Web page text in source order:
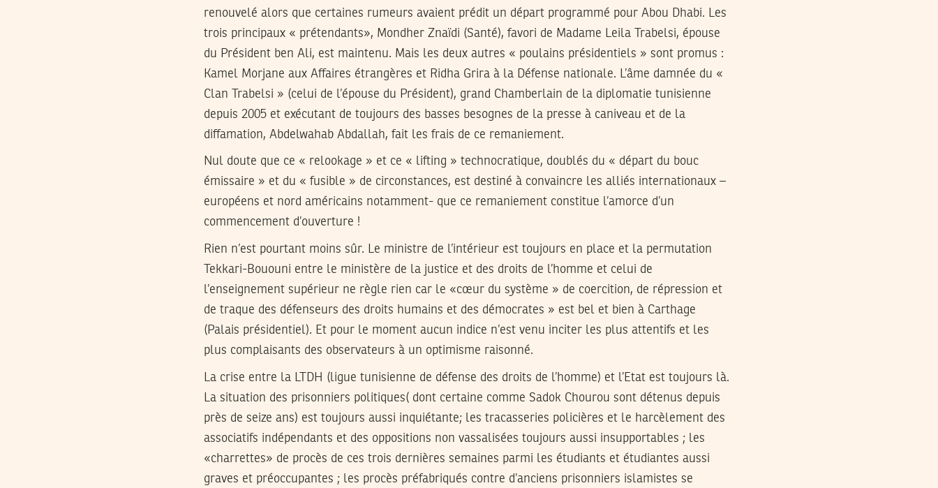
renouvelé alors que certaines rumeurs avaient prédit un départ programmé pour Abou Dhabi. Les
trois principaux « prétendants», Mondher Znaïdi (Santé), favori de Madame Leila Trabelsi, épouse
du Président ben Ali, est maintenu. Mais les deux autres « poulains présidentiels » sont promus :
Kamel Morjane aux Affaires étrangères et Ridha Grira à la Défense nationale. L’âme damnée du «
Clan Trabelsi » (celui de l’épouse du Président), grand Chamberlain de la diplomatie tunisienne
depuis 2005 et exécutant de toujours des basses besognes de la presse à caniveau et de la
diffamation, Abdelwahab Abdallah, fait les frais de ce remaniement.
Nul doute que ce « relookage » et ce « lifting » technocratique, doublés du « départ du bouc
émissaire » et du « fusible » de circonstances, est destiné à convaincre les alliés internationaux –
européens et nord américains notamment- que ce remaniement constitue l’amorce d’un
commencement d’ouverture !
Rien n’est pourtant moins sûr. Le ministre de l’intérieur est toujours en place et la permutation
Tekkari-Bououni entre le ministère de la justice et des droits de l’homme et celui de
l’enseignement supérieur ne règle rien car le «cœur du système » de coercition, de répression et
de traque des défenseurs des droits humains et des démocrates » est bel et bien à Carthage
(Palais présidentiel). Et pour le moment aucun indice n’est venu inciter les plus attentifs et les
plus complaisants des observateurs à un optimisme raisonné.
La crise entre la LTDH (ligue tunisienne de défense des droits de l’homme) et l’Etat est toujours là.
La situation des prisonniers politiques( dont certaine comme Sadok Chourou sont détenus depuis
près de seize ans) est toujours aussi inquiétante; les tracasseries policières et le harcèlement des
associatifs indépendants et des oppositions non vassalisées toujours aussi insupportables ; les
«charrettes» de procès de ces trois dernières semaines parmi les étudiants et étudiantes aussi
graves et préoccupantes ; les procès préfabriqués contre d’anciens prisonniers islamistes se